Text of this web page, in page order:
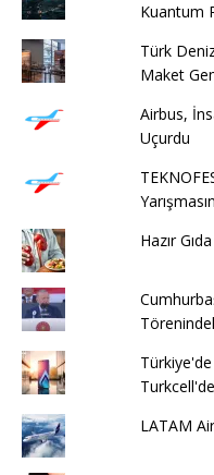
Kuantum
Türk
Maket
Airbus,
Uçurdu
Hazır
Turkcell'de
LATAM